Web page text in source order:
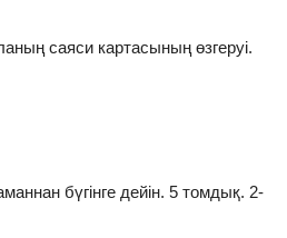
саяси картасының өзгеруі.
бүгінге дейін. 5 томдық. 2-